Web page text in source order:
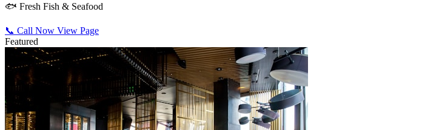
🐟 Fresh Fish & Seafood
📞 Call Now View Page
Featured